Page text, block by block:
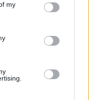
my
oltre ogni
in Tradate» dice